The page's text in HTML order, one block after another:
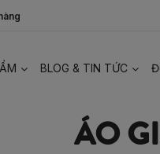
BLOG & TIN TỨC
ÁO